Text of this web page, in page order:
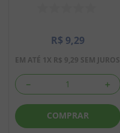
R$ 9,29
EM ATÉ 1X R$ 9,29 SEM JUROS
＋
－
COMPRAR